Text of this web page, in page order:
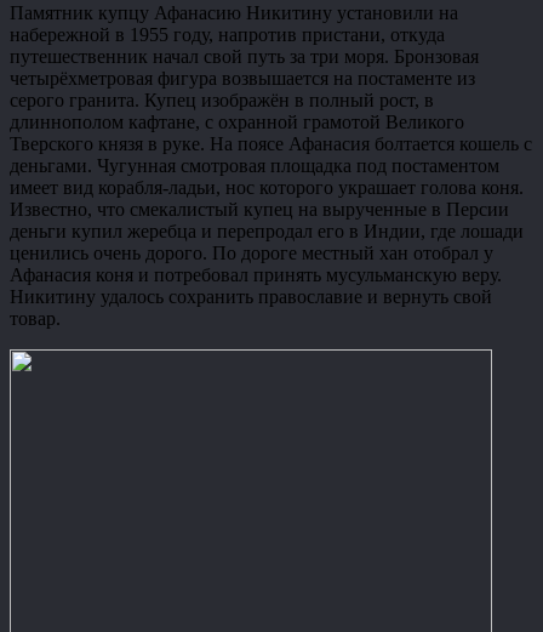
Памятник купцу Афанасию Никитину установили на
набережной в 1955 году, напротив пристани, откуда
путешественник начал свой путь за три моря. Бронзовая
четырёхметровая фигура возвышается на постаменте из
серого гранита. Купец изображён в полный рост, в
длиннополом кафтане, с охранной грамотой Великого
Тверского князя в руке. На поясе Афанасия болтается кошель с
деньгами. Чугунная смотровая площадка под постаментом
имеет вид корабля-ладьи, нос которого украшает голова коня.
Известно, что смекалистый купец на вырученные в Персии
деньги купил жеребца и перепродал его в Индии, где лошади
ценились очень дорого. По дороге местный хан отобрал у
Афанасия коня и потребовал принять мусульманскую веру.
Никитину удалось сохранить православие и вернуть свой
товар.